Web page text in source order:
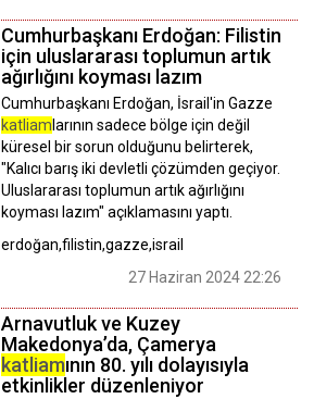
Cumhurbaşkanı Erdoğan: Filistin
için uluslararası toplumun artık
ağırlığını koyması lazım
Cumhurbaşkanı Erdoğan, İsrail'in Gazze
katliam larının sadece bölge için değil
küresel bir sorun olduğunu belirterek,
"Kalıcı barış iki devletli çözümden geçiyor.
Uluslararası toplumun artık ağırlığını
koyması lazım" açıklamasını yaptı.
erdoğan,filistin,gazze,israil
27 Haziran 2024 22:26
Arnavutluk ve Kuzey
Makedonya’da, Çamerya
katliamının 80. yılı dolayısıyla
etkinlikler düzenleniyor